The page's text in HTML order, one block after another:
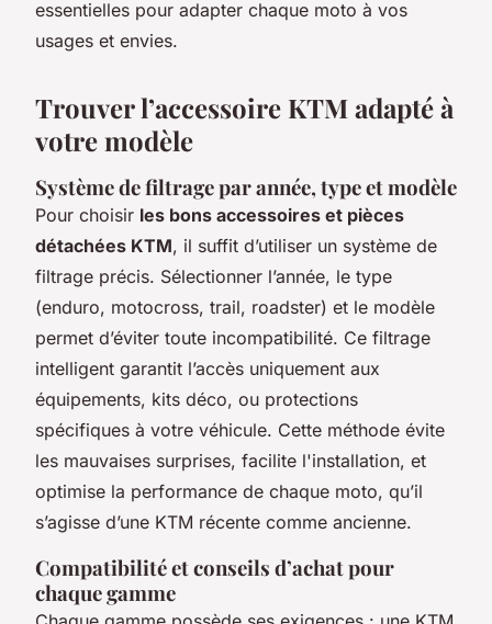
essentielles pour adapter chaque moto à vos
usages et envies.
Trouver l’accessoire KTM adapté à
votre modèle
Système de filtrage par année, type et modèle
Pour choisir les bons accessoires et pièces
détachées KTM, il suffit d’utiliser un système de
filtrage précis. Sélectionner l’année, le type
(enduro, motocross, trail, roadster) et le modèle
permet d’éviter toute incompatibilité. Ce filtrage
intelligent garantit l’accès uniquement aux
équipements, kits déco, ou protections
spécifiques à votre véhicule. Cette méthode évite
les mauvaises surprises, facilite l'installation, et
optimise la performance de chaque moto, qu’il
s’agisse d’une KTM récente comme ancienne.
Compatibilité et conseils d’achat pour
chaque gamme